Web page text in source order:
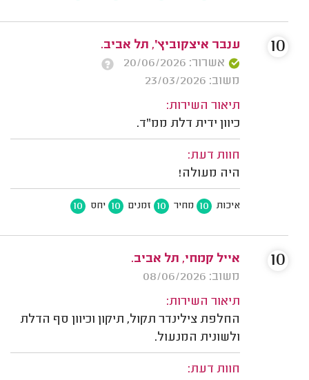
ענבר איצקוביץ׳, תל אביב.
אשרור: 20/06/2026
משוב: 23/03/2026
תיאור השירות:
כיוון ידית דלת ממ"ד.
חוות דעת:
היה מעולה!
איכות 10 מחיר 10 זמנים 10 יחס 10
10
אייל קמחי, תל אביב.
משוב: 08/06/2026
תיאור השירות:
החלפת צילינדר תקול, תיקון וכיוון סף הדלת
ולשונית המנעול.
חוות דעת:
10